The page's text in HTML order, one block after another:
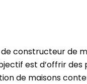
constructeur de
est d’offrir
de maisons